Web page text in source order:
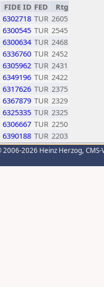
FIDE ID FED
Rtg
6302718 TUR 2605
6300545 TUR 2545
6300634 TUR 2468
6336760 TUR 2452
6305962 TUR 2431
6349196 TUR 2422
6317626 TUR 2375
6367879 TUR 2329
6325335 TUR 2325
6306667 TUR 2250
6390188 TUR 2203
2006-2026 Heinz Herzog,